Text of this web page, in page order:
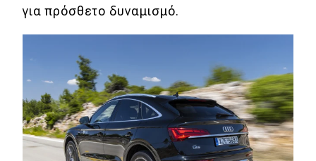
Motorsport
Νέα
Τεχνολογία
Mobility
για πρόσθετο δυναμισμό.